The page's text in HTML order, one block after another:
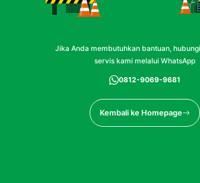
Jika Anda membutuhkan bantuan,
servis kami melalui WhatsApp
0812-9069-9681
Kembali ke Homepage